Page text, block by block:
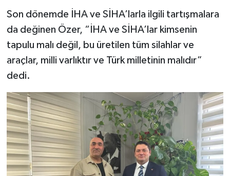
Tahliye, İki Başkana
Tutukluluğa Devam
Son dönemde İHA ve SİHA’larla ilgili tartışmalara
da değinen Özer, “İHA ve SİHA’lar kimsenin
tapulu malı değil, bu üretilen tüm silahlar ve
araçlar, milli varlıktır ve Türk milletinin malıdır”
dedi.